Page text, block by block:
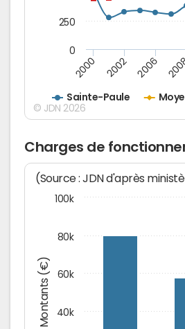
Sainte-Paule
2000 2002 2006
0
250
© JDN 2026
Charges de
Montants (€)
(Source : JDN d'après
40k
60k
80k
100k